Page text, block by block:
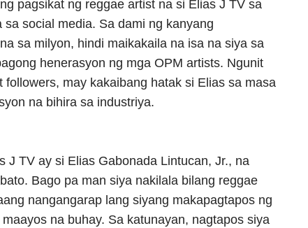
pagsikat ng reggae artist na si Elias J TV sa
sa social media. Sa dami ng kanyang
sa milyon, hindi maikakaila na isa na siya sa
henerasyon ng mga OPM artists. Ngunit
followers, may kakaibang hatak si Elias sa masa
na bihira sa industriya.
J TV ay si Elias Gabonada Lintucan, Jr., na
Bago pa man siya nakilala bilang reggae
nangangarap lang siyang makapagtapos ng
na buhay. Sa katunayan, nagtapos siya